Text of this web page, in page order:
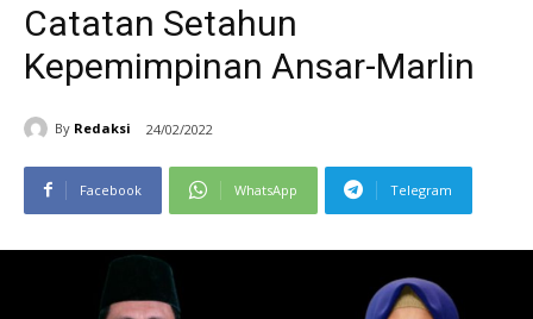
Catatan Setahun
Kepemimpinan Ansar-Marlin
By Redaksi 24/02/2022
Facebook WhatsApp Telegram